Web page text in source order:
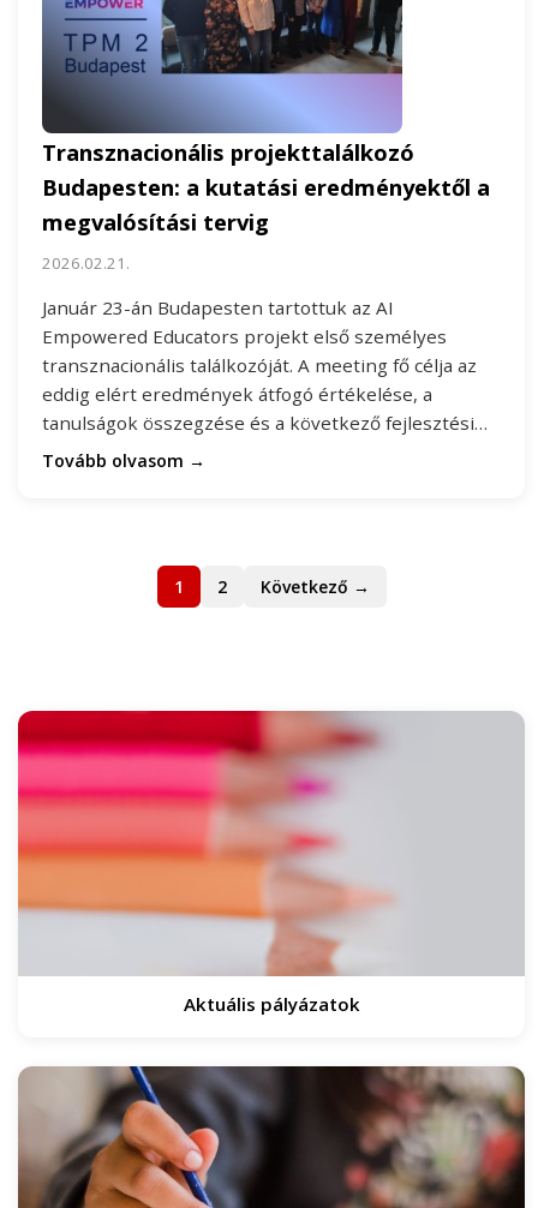
Transznacionális projekttalálkozó
Budapesten: a kutatási eredményektől a
megvalósítási tervig
2026.02.21.
Január 23-án Budapesten tartottuk az AI
Empowered Educators projekt első személyes
transznacionális találkozóját. A meeting fő célja az
eddig elért eredmények átfogó értékelése, a
tanulságok összegzése és a következő fejlesztési…
Tovább olvasom →
1 2 Következő →
Aktuális pályázatok